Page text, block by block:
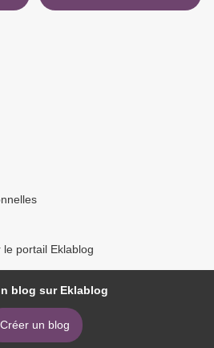
Drachen Magische
portail Eklablog
blog sur Eklablog
Créer un blog